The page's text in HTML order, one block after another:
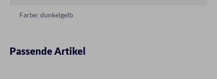
Farbe: dunkelgelb
Passende Artikel